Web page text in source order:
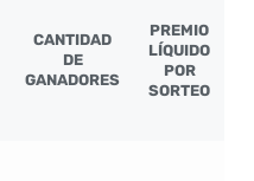
CANTIDAD
DE
GANADORES
PREMIO
LÍQUIDO
POR
SORTEO